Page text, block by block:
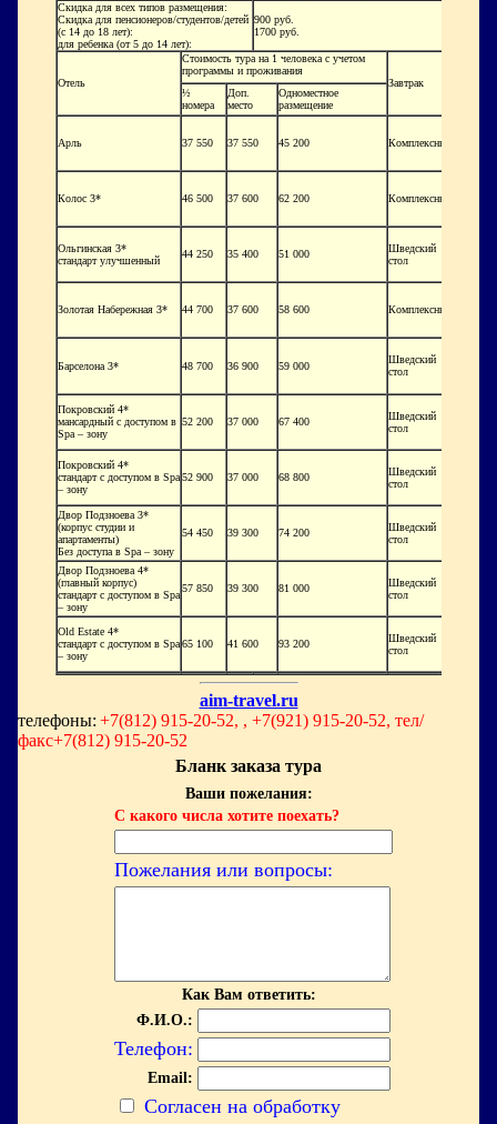
Скидка для всех типов размещения:
Скидка для пенсионеров/студентов/детей
(с 14 до 18 лет):
для ребенка (от 5 до 14 лет):
900 руб.
1700 руб.
Отель
Стоимость тура на 1 человека с учетом
программы и проживания
Завтрак
½
номера
Доп.
место
Одноместное
размещение
Арль 37 550 37 550 45 200 Комплексный
Колос 3* 46 500 37 600 62 200 Комплексный
Ольгинская 3*
стандарт улучшенный
44 250 35 400 51 000
Шведский
стол
Золотая Набережная 3* 44 700 37 600 58 600 Комплексный
Барселона 3* 48 700 36 900 59 000
Шведский
стол
Покровский 4*
мансардный с доступом в
Spa – зону
52 200 37 000 67 400
Шведский
стол
Покровский 4*
стандарт с доступом в Spa
– зону
52 900 37 000 68 800
Шведский
стол
Двор Подзноева 3*
(корпус студии и
апартаменты)
Без доступа в Spa – зону
54 450 39 300 74 200
Шведский
стол
Двор Подзноева 4*
(главный корпус)
стандарт с доступом в Spa
– зону
57 850 39 300 81 000
Шведский
стол
Old Estate 4*
стандарт с доступом в Spa
– зону
65 100 41 600 93 200
Шведский
стол
aim-travel.ru
телефоны: +7(812) 915-20-52, , +7(921) 915-20-52, тел/
факс+7(812) 915-20-52
Бланк заказа тура
Ваши пожелания:
С какого числа хотите поехать?
Пожелания или вопросы:
Как Вам ответить:
Ф.И.О.:
Телефон:
Email:
Согласен на обработку